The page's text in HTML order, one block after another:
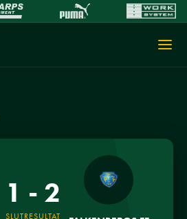
1 - 2
SLUTRESULTAT